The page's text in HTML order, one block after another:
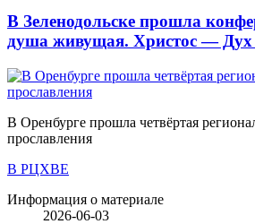
В Зеленодольске прошла
душа живущая. Христос —
В Оренбурге прошла четвёртая
прославления
В РЦХВЕ
Информация о материале
2026-06-03